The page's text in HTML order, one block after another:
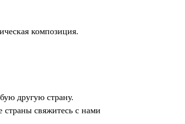
композиция.
другую страну.
страны свяжитесь с нами